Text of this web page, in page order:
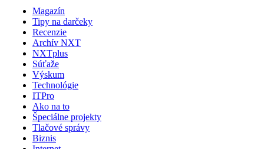
Magazín
Tipy na darčeky
Recenzie
Archív NXT
NXTplus
Súťaže
Výskum
Technológie
ITPro
Ako na to
Špeciálne projekty
Tlačové správy
Biznis